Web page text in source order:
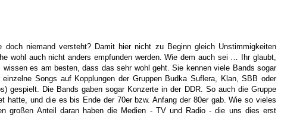
niemand versteht? Damit hier nicht zu Beginn gleich Unstimmigkeiten
wohl auch nicht anders empfunden werden. Wie dem auch sei … Ihr glaubt,
es am besten, dass das sehr wohl geht. Sie kennen viele Bands sogar
Songs auf Kopplungen der Gruppen Budka Suflera, Klan, SBB oder
gespielt. Die Bands gaben sogar Konzerte in der DDR. So auch die Gruppe
hatte, und die es bis Ende der 70er bzw. Anfang der 80er gab. Wie so vieles
großen Anteil daran haben die Medien - TV und Radio - die uns dies erst